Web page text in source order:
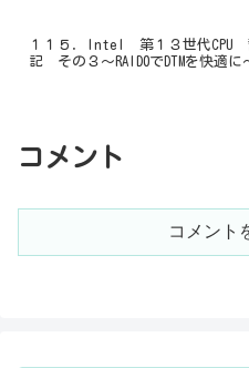
１１５．Intel 第１３世代CPU
記 その３～RAID0でDTMを快適に
コメント
コメント